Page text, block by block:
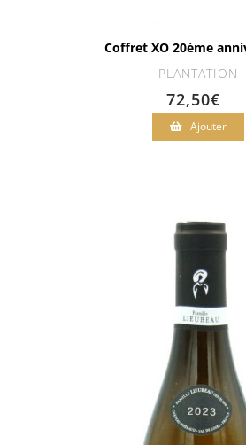
Coffret XO 20ème
PLANTATION
72,50€
Ajouter